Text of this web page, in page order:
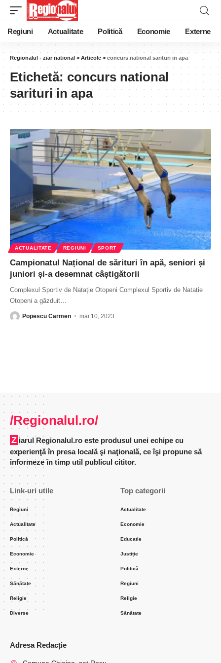
Regiuni Actualitate Politică Economie Externe
Regionalul - ziar national > Articole > concurs national sarituri in apa
Etichetă: concurs national
sarituri in apa
ACTUALITATE REGIUNI SPORT
Campionatul Național de sărituri în apă, seniori și
juniori și-a desemnat câștigătorii
Complexul Sportiv de Natație Otopeni Complexul Sportiv de Natație
Otopeni a găzduit
Popescu Carmen mai 10, 2023
/Regionalul.ro/
Ziarul Regionalul.ro este produsul unei echipe cu
experienţă în presa locală şi naţională, ce îşi propune să
informeze în timp util publicul cititor.
Link-uri utile
Regiuni
Actualitate
Politică
Economie
Externe
Sănătate
Religie
Diverse
Top categorii
Actualitate
Economie
Educatie
Justiție
Politică
Regiuni
Religie
Sănătate
Adresa Redacție